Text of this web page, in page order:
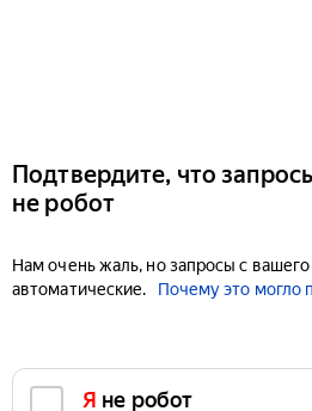
Подтвердите, что
не робот
Нам очень жаль, но запросы с
автоматические.
Почему это могло
Я не робот